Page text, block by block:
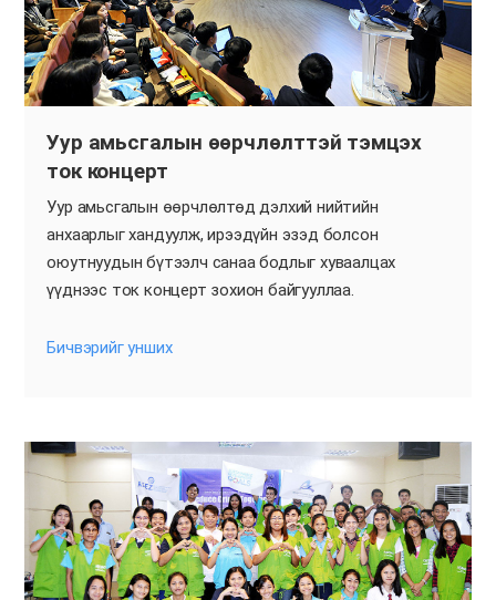
Уур амьсгалын өөрчлөлттэй тэмцэх
ток концерт
Уур амьсгалын өөрчлөлтөд дэлхий нийтийн
анхаарлыг хандуулж, ирээдүйн эзэд болсон
оюутнуудын бүтээлч санаа бодлыг хуваалцах
үүднээс ток концерт зохион байгууллаа.
Бичвэрийг унших